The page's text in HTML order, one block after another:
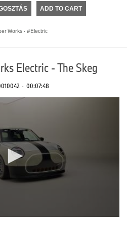
ADD TO CART
Works · Electric
Electric - The Skeg
· 00:07:48